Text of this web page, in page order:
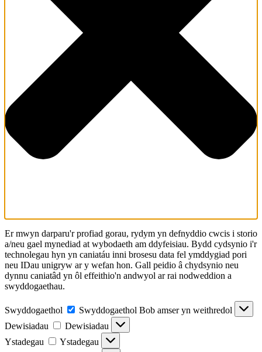
Er mwyn darparu'r profiad gorau, rydym yn defnyddio cwcis i storio
a/neu gael mynediad at wybodaeth am ddyfeisiau. Bydd cydsynio i'r
technolegau hyn yn caniatáu inni brosesu data fel ymddygiad pori
neu IDau unigryw ar y wefan hon. Gall peidio â chydsynio neu
dynnu caniatâd yn ôl effeithio'n andwyol ar rai nodweddion a
swyddogaethau.
Swyddogaethol Swyddogaethol Bob amser yn weithredol
Dewisiadau
Dewisiadau
Ystadegau
Ystadegau